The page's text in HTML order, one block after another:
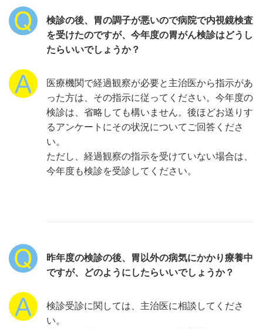
検診の後、胃の調子が悪いので病院で内視鏡検査
を受けたのですが、今年度の胃がん検診はどうし
たらいいでしょうか？
医療機関で経過観察が必要と主治医から指示があ
った方は、その指示に従ってください。今年度の
検診は、省略しても構いません。後ほどお送りす
るアンケートにその状況についてご回答くださ
い。
ただし、経過観察の指示を受けていない場合は、
今年度も検診を受診してください。
昨年度の検診の後、胃以外の病気にかかり療養中
ですが、どのようにしたらいいでしょうか？
検診受診に関しては、主治医に相談してくださ
い。